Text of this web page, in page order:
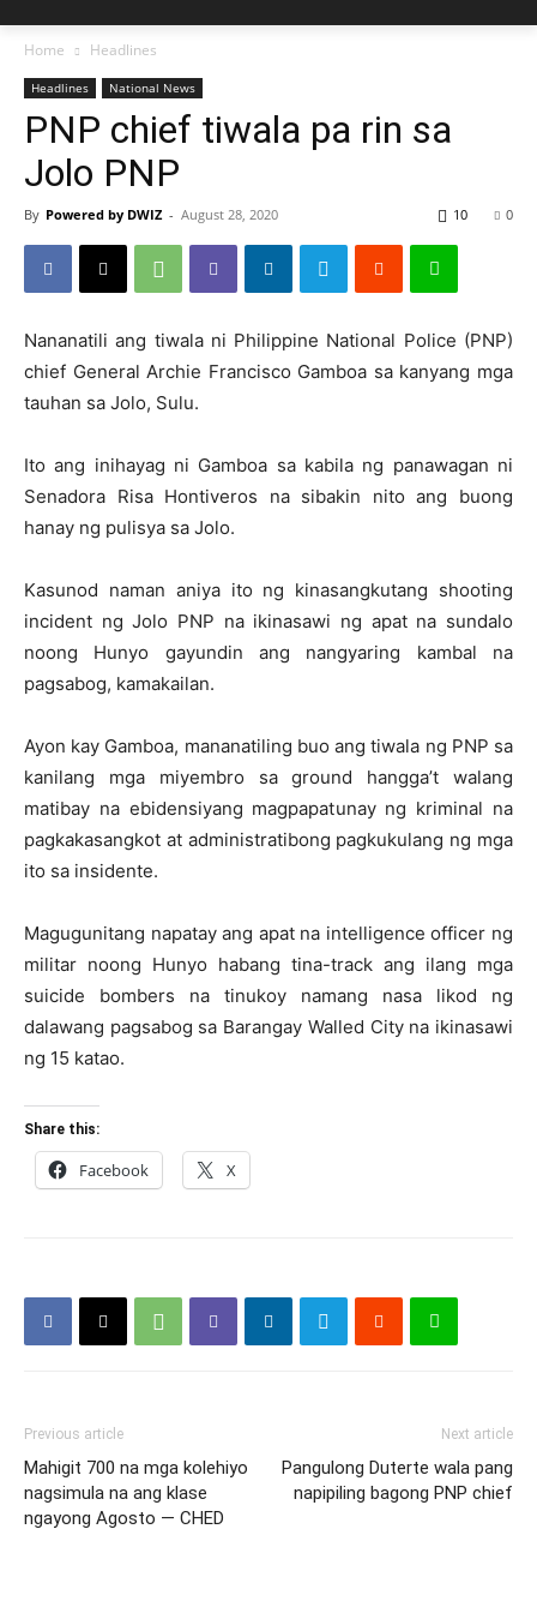
Home Headlines
Headlines National News
PNP chief tiwala pa rin sa
Jolo PNP
By Powered by DWIZ - August 28, 2020 0
10
Nananatili ang tiwala ni Philippine National Police (PNP)
chief General Archie Francisco Gamboa sa kanyang mga
tauhan sa Jolo, Sulu.
Ito ang inihayag ni Gamboa sa kabila ng panawagan ni
Senadora Risa Hontiveros na sibakin nito ang buong
hanay ng pulisya sa Jolo.
Kasunod naman aniya ito ng kinasangkutang shooting
incident ng Jolo PNP na ikinasawi ng apat na sundalo
noong Hunyo gayundin ang nangyaring kambal na
pagsabog, kamakailan.
Ayon kay Gamboa, mananatiling buo ang tiwala ng PNP sa
kanilang mga miyembro sa ground hangga’t walang
matibay na ebidensiyang magpapatunay ng kriminal na
pagkakasangkot at administratibong pagkukulang ng mga
ito sa insidente.
Magugunitang napatay ang apat na intelligence officer ng
militar noong Hunyo habang tina-track ang ilang mga
suicide bombers na tinukoy namang nasa likod ng
dalawang pagsabog sa Barangay Walled City na ikinasawi
ng 15 katao.
Share this:
Facebook X
Previous article
Mahigit 700 na mga kolehiyo
nagsimula na ang klase
ngayong Agosto — CHED
Next article
Pangulong Duterte wala pang
napipiling bagong PNP chief